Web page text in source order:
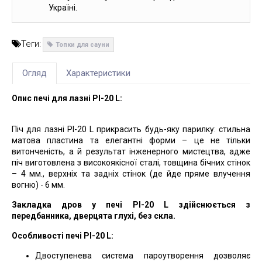
Україні.
Теги: Топки для сауни
Огляд Характеристики
Опис печі для лазні PI -20 L:
Піч для лазні PI-20 L прикрасить будь-яку парилку: стильна
матова пластина та елегантні форми – це не тільки
витонченість, а й результат інженерного мистецтва, адже
піч виготовлена з високоякісної сталі, товщина бічних стінок
– 4 мм., верхніх та задніх стінок (де йде пряме влучення
вогню) - 6 мм.
Закладка дров у печі PI-20 L здійснюється з
передбанника, дверцята глухі, без скла.
Особливості печі PI-20 L:
Двоступенева система пароутворення дозволяє